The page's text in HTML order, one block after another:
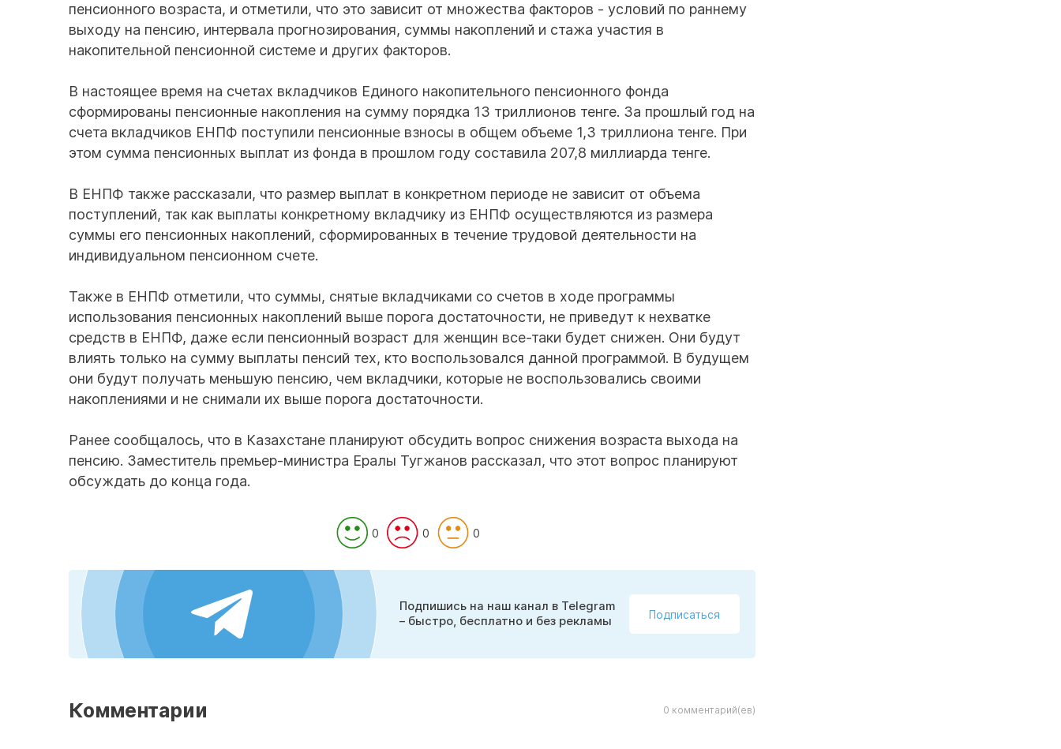
пенсионного возраста, и отметили, что это зависит от множества факторов - условий по раннему
выходу на пенсию, интервала прогнозирования, суммы накоплений и стажа участия в
накопительной пенсионной системе и других факторов.
В настоящее время на счетах вкладчиков Единого накопительного пенсионного фонда
сформированы пенсионные накопления на сумму порядка 13 триллионов тенге. За прошлый год на
счета вкладчиков ЕНПФ поступили пенсионные взносы в общем объеме 1,3 триллиона тенге. При
этом сумма пенсионных выплат из фонда в прошлом году составила 207,8 миллиарда тенге.
В ЕНПФ также рассказали, что размер выплат в конкретном периоде не зависит от объема
поступлений, так как выплаты конкретному вкладчику из ЕНПФ осуществляются из размера
суммы его пенсионных накоплений, сформированных в течение трудовой деятельности на
индивидуальном пенсионном счете.
Также в ЕНПФ отметили, что суммы, снятые вкладчиками со счетов в ходе программы
использования пенсионных накоплений выше порога достаточности, не приведут к нехватке
средств в ЕНПФ, даже если пенсионный возраст для женщин все-таки будет снижен. Они будут
влиять только на сумму выплаты пенсий тех, кто воспользовался данной программой. В будущем
они будут получать меньшую пенсию, чем вкладчики, которые не воспользовались своими
накоплениями и не снимали их выше порога достаточности.
Ранее сообщалось, что в Казахстане планируют обсудить вопрос снижения возраста выхода на
пенсию. Заместитель премьер-министра Ералы Тугжанов рассказал, что этот вопрос планируют
обсуждать до конца года.
0 0 0
Подпишись на наш канал в Telegram
– быстро, бесплатно и без рекламы
Подписаться
Комментарии 0 комментарий(ев)